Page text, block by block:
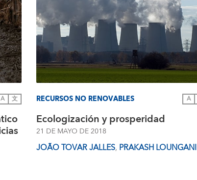
A 文 RECURSOS NO RENOVABLES A
Ecologización y prosperidad
21 DE MAYO DE 2018
JOÃO TOVAR JALLES, PRAKASH LOUNGANI